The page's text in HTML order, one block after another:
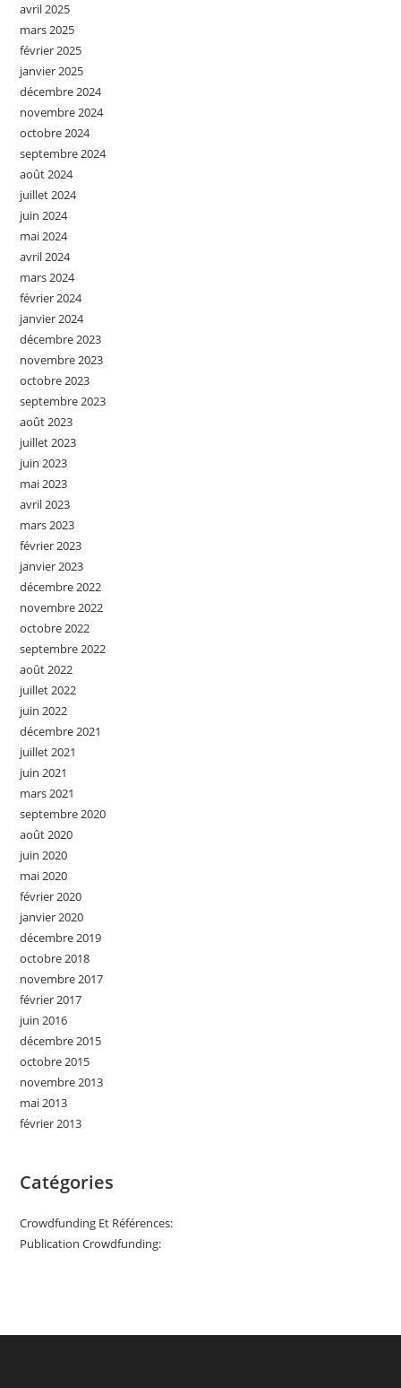
avril 2025
mars 2025
février 2025
janvier 2025
décembre 2024
novembre 2024
octobre 2024
septembre 2024
août 2024
juillet 2024
juin 2024
mai 2024
avril 2024
mars 2024
février 2024
janvier 2024
décembre 2023
novembre 2023
octobre 2023
septembre 2023
août 2023
juillet 2023
juin 2023
mai 2023
avril 2023
mars 2023
février 2023
janvier 2023
décembre 2022
novembre 2022
octobre 2022
septembre 2022
août 2022
juillet 2022
juin 2022
décembre 2021
juillet 2021
juin 2021
mars 2021
septembre 2020
août 2020
juin 2020
mai 2020
février 2020
janvier 2020
décembre 2019
octobre 2018
novembre 2017
février 2017
juin 2016
décembre 2015
octobre 2015
novembre 2013
mai 2013
février 2013
Catégories
Crowdfunding Et Références:
Publication Crowdfunding: